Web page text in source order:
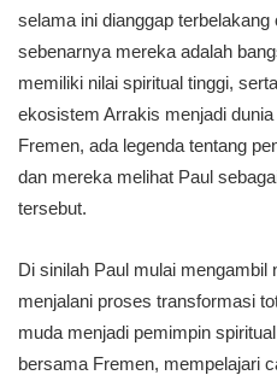
selama ini dianggap
sebenarnya mereka adalah
memiliki nilai spiritual tinggi,
ekosistem Arrakis menjadi
Fremen, ada legenda tentang
dan mereka melihat Paul
tersebut.
Di sinilah Paul mulai mengambil
menjalani proses transformasi
muda menjadi pemimpin
bersama Fremen, mempelajari